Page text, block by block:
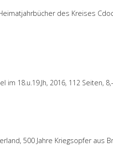
des Kreises
18.u.19.Jh, 2016, 112 Seiten,
500 Jahre Kriegsopfer aus